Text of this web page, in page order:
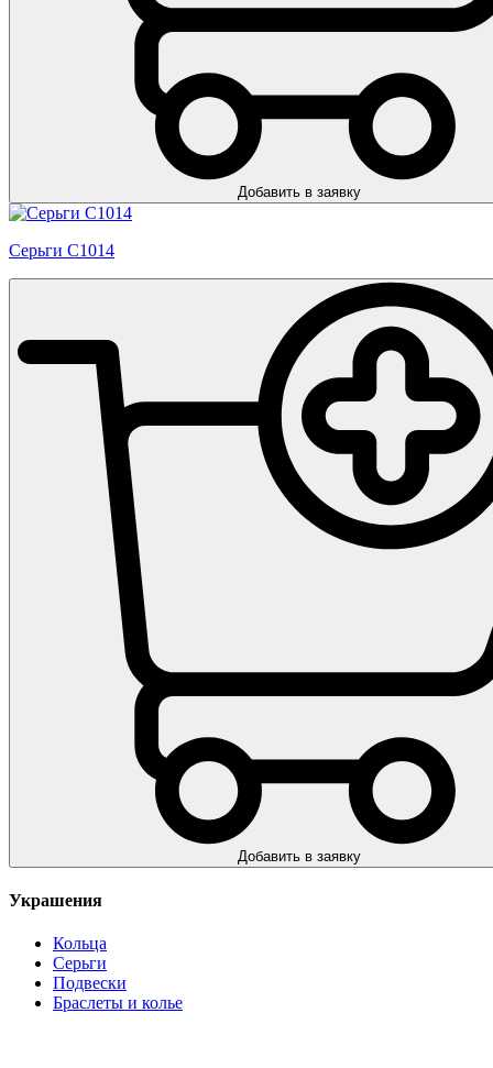
Добавить в заявку
Серьги С1014
Добавить в заявку
Украшения
Кольца
Серьги
Подвески
Браслеты и колье